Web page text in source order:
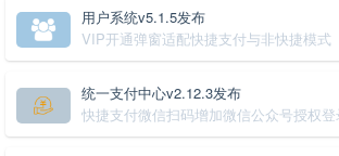
用户系统v5.1.5发布
VIP开通弹窗适配快捷支付与非快捷模式
统一支付中心v2.12.3发布
快捷支付微信扫码增加微信公众号授权